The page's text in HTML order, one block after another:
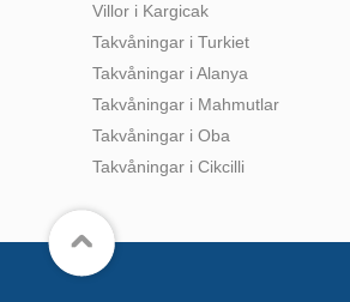
Villor i Kargicak
Takvåningar i Turkiet
Takvåningar i Alanya
Takvåningar i Mahmutlar
Takvåningar i Oba
Takvåningar i Cikcilli